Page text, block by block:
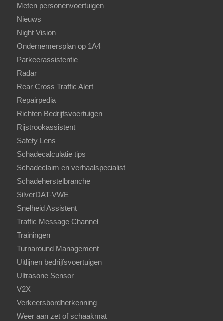
Meten personenvoertuigen
Nieuws
Night Vision
Ondernemersplan op 1A4
Parkeerassistentie
Radar
Rear Cross Traffic Alert
Repairpedia
Richten Bedrijfsvoertuigen
Rijstrookassistent
Safety Lens
Schadecalculatie tips
Schadeclaim en verhaalspecialist
Schadeherstelbranche
SilverDAT-VWE
Snelheid Assistent
Traffic Message Channel
Trainingen
Turnaround Management
Uitlijnen bedrijfsvoertuigen
Ultrasone Sensor
V2X
Verkeersbordherkenning
Weer aan zet of schaakmat